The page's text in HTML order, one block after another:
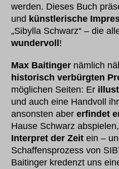
werden. Dieses Buch
und künstlerische
„Sibylla Schwarz“ – die
wundervoll !
Max Baitinger nämlich
historisch verbürgten
möglichen Seiten: Er
und auch eine Handvoll
ansonsten abererfindet
Hause Schwarz
Interpret der Zeit ein –
Schaffensprozess von
Baitinger kredenzt uns